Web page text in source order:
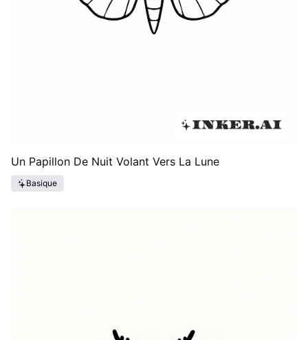
Un Papillon De Nuit Volant Vers La Lune
Basique